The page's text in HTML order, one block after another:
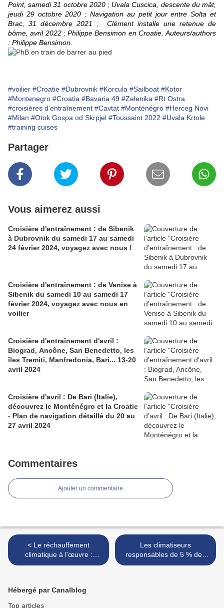
Point, samedi 31 octobre 2020 ; Uvala Cuscica, descente du mât,
jeudi 29 octobre 2020 ; Navigation au petit jour entre Solta et
Brac, 31 décembre 2021 ; Clément installe une retenue de
bôme, avril 2022 ; Philippe Bensimon en Croatie. Auteurs/authors
: Philippe Bensimon.
#voilier #Croatie #Dubrovnik #Korcula #Sailboat #Kotor
#Montenegro #Croatia #Bavaria 49 #Zelenika #Rt Ostra
#croisières d'entraînement #Cavtat #Monténégro #Herceg Novi
#Milan #Otok Gospa od Skrpjel #Toussaint 2022 #Uvala Krtole
#training cuises
Partager
Vous aimerez aussi
Croisière d'entraînement : de Sibenik
à Dubrovnik du samedi 17 au samedi
24 février 2024, voyagez avec nous !
Croisière d'entraînement : de Venise à
Sibenik du samedi 10 au samedi 17
février 2024, voyagez avec nous en
voilier
Croisière d'entraînement d'avril :
Biograd, Ancône, San Benedetto, les
îles Tremiti, Manfredonia, Bari... 13-20
avril 2024
Croisière d'avril : De Bari (Italie),
découvrez le Monténégro et la Croatie
- Plan de navigation détaillé du 20 au
27 avril 2024
Commentaires
Ajouter un commentaire
< Le réchauffement
climatique à l'œuvre :
sécheresse sur l'île de
Les climatiseurs
responsables de 5 % des
émissions de CO2 en
Hébergé par Canalblog
Top articles